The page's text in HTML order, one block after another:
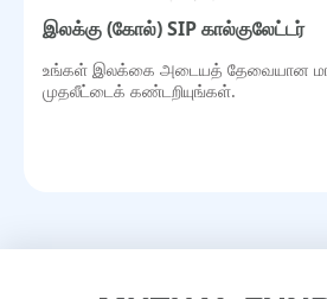
இலக்கு (கோல்) SIP கால்குலேட்டர்
உங்கள் இலக்கை அடையத் தேவையான
முதலீட்டைக் கண்டறியுங்கள்.